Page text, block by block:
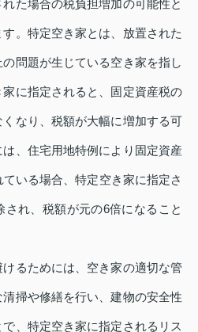
た場合の税負担増加の可能性と
。特定空き家とは、放置された
問題が生じている空き家を指し
に指定されると、固定資産税の
なり、税額が大幅に増加する可
、住宅用地特例により固定資産
いる場合、特定空き家に指定さ
れ、税額が元の6倍になること
るためには、空き家の適切な管
掃や修繕を行い、建物の安全性
、特定空き家に指定されるリス